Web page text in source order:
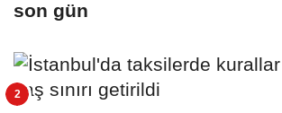
son gün